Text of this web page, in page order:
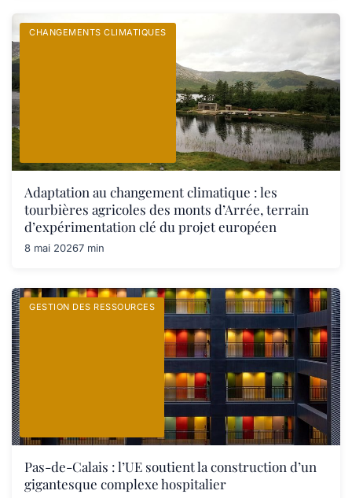
CHANGEMENTS CLIMATIQUES
Adaptation au changement climatique : les
tourbières agricoles des monts d’Arrée, terrain
d’expérimentation clé du projet européen
8 mai 20267 min
GESTION DES RESSOURCES
Pas-de-Calais : l’UE soutient la construction d’un
gigantesque complexe hospitalier